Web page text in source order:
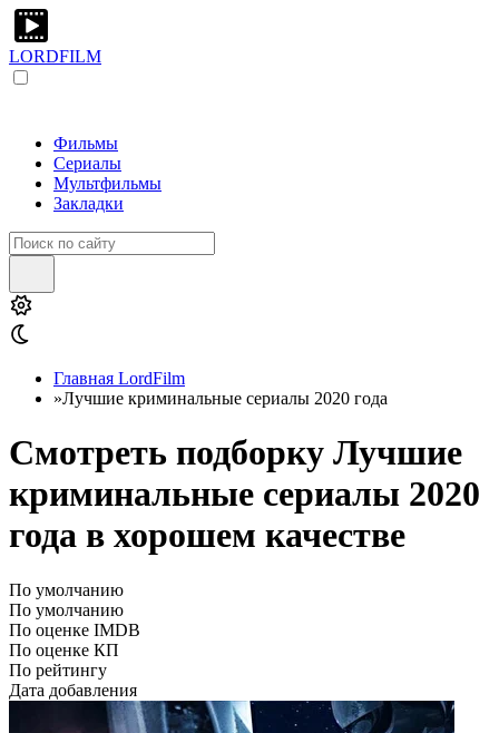
LORDFILM
Фильмы
Сериалы
Мультфильмы
Закладки
Главная LordFilm
»Лучшие криминальные сериалы 2020 года
Смотреть подборку Лучшие
криминальные сериалы 2020
года в хорошем качестве
По умолчанию
По умолчанию
По оценке IMDB
По оценке КП
По рейтингу
Дата добавления